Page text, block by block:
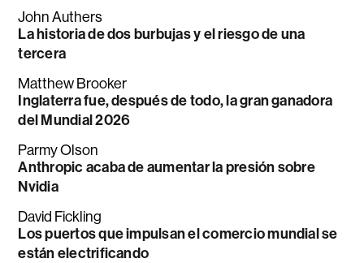
John Authers
La historia de dos burbujas y el riesgo de una
tercera
Matthew Brooker
Inglaterra fue, después de todo, la gran ganadora
del Mundial 2026
Parmy Olson
Anthropic acaba de aumentar la presión sobre
Nvidia
David Fickling
Los puertos que impulsan el comercio mundial se
están electrificando